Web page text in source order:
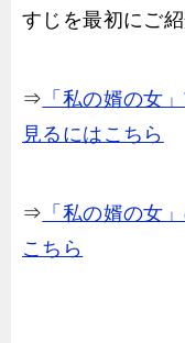
すじを最初にご紹
⇒ 「私の婿の女
見るにはこちら
⇒ 「私の婿の女
こちら